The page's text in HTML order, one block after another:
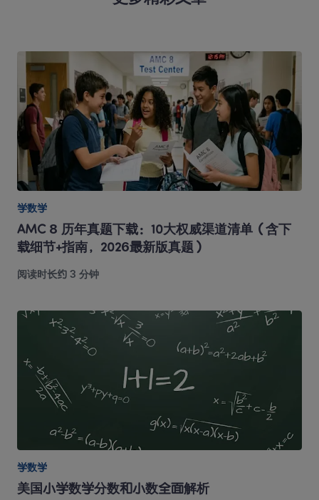
学数学
AMC 8 历年真题下载：10大权威渠道清单（含下
载细节+指南，2026最新版真题）
阅读时长约 3 分钟
学数学
美国小学数学分数和小数全面解析